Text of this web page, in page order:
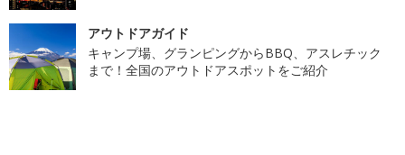
アウトドアガイド
キャンプ場、グランピングからBBQ、アスレチック
まで！全国のアウトドアスポットをご紹介